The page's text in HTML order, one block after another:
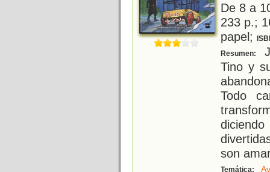
De 8 a
233 p.;
papel;
Resumen:
Tino y
Todo
son
Temática: